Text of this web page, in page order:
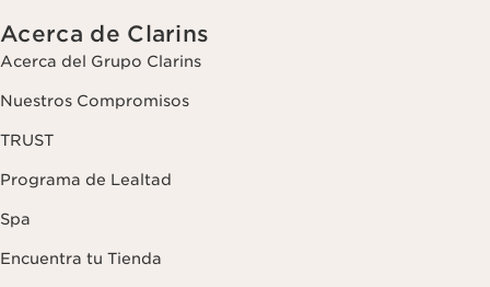
Acerca de Clarins
Acerca del Grupo Clarins
Nuestros Compromisos
TRUST
Programa de Lealtad
Spa
Encuentra tu Tienda